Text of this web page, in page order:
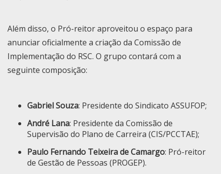
Além disso, o Pró-reitor aproveitou o espaço para
anunciar oficialmente a criação da Comissão de
Implementação do RSC. O grupo contará com a
seguinte composição:
Gabriel Souza: Presidente do Sindicato ASSUFOP;
André Lana: Presidente da Comissão de
Supervisão do Plano de Carreira (CIS/PCCTAE);
Paulo Fernando Teixeira de Camargo: Pró-reitor
de Gestão de Pessoas (PROGEP).